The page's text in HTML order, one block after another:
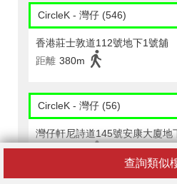
查詢類似
CircleK - 灣仔 (546)
香港莊士敦道112號地下1號舖
距離 380m
CircleK - 灣仔 (56)
灣仔軒尼詩道145號安康大廈地
距離 410m